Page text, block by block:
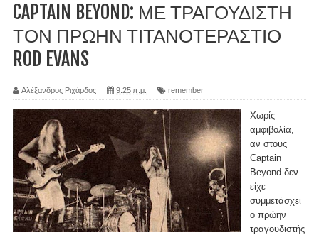
CAPTAIN BEYOND: ΜΕ ΤΡΑΓΟΥΔΙΣΤΗ
ΤΟΝ ΠΡΩΗΝ ΤΙΤΑΝΟΤΕΡΑΣΤΙΟ
ROD EVANS
Αλέξανδρος Ριχάρδος 9:25 π.μ. remember
Χωρίς
αμφιβολία,
αν στους
Captain
Beyond δεν
είχε
συμμετάσχει
ο πρώην
τραγουδιστής